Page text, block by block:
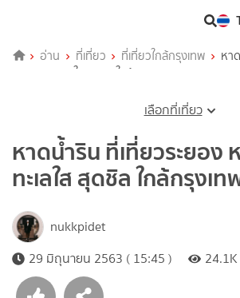
อ่าน ที่เที่ยว ที่เที่ยวใกล้กรุงเทพ
หา
หาดสวย ทะเลใส สุดชิล ใกล้กรุงเทพ
เลือกที่เที่ยว
หาดน้ำริน ที่เที่ยวระยอง
ทะเลใส สุดชิล ใกล้กรุงเท
nukkpidet
29 มิถุนายน 2563 ( 15:45 )
24.1K